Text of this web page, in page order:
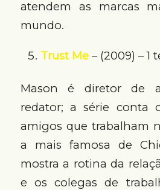
atendem as marcas
mundo.
Trust Me– (2009) – 1
Mason é diretor de
redator; a série conta
amigos que trabalham
a mais famosa de
mostra a rotina da
e os colegas de